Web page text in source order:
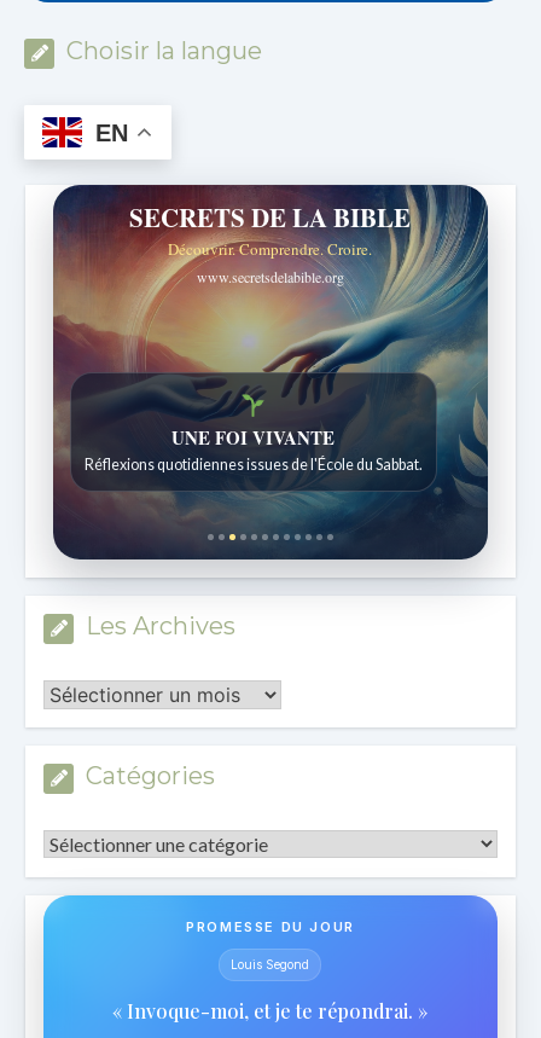
Choisir la langue
EN
SECRETS DE LA BIBLE
Découvrir. Comprendre. Croire.
www.secretsdelabible.org
Histoires bibliques étonnantes
Histoires pour les enfants de 7 à 12 ans.
Les Archives
Les
Archives
Catégories
Catégories
PROMESSE DU JOUR
Louis Segond
« Invoque-moi, et je te répondrai. »